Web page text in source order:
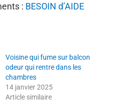
: BESOIN d’AIDE
Voisine qui fume sur balcon
odeur qui rentre dans les
chambres
14 janvier 2025
Article similaire